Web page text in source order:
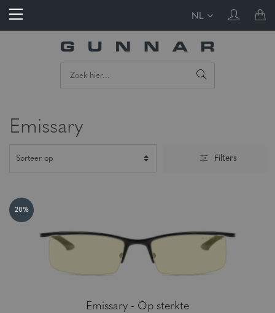
NL
Emissary
Filters
20%
Emissary - Op sterkte